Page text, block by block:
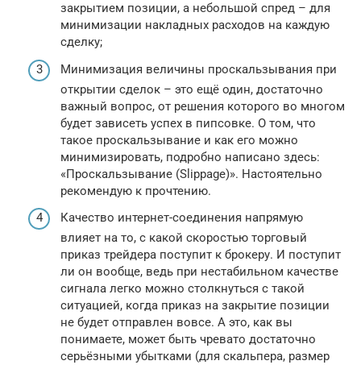
закрытием позиции, а небольшой спред – для
минимизации накладных расходов на каждую
сделку;
Минимизация величины проскальзывания при
открытии сделок – это ещё один, достаточно
важный вопрос, от решения которого во многом
будет зависеть успех в пипсовке. О том, что
такое проскальзывание и как его можно
минимизировать, подробно написано здесь:
«Проскальзывание (Slippage)». Настоятельно
рекомендую к прочтению.
Качество интернет-соединения напрямую
влияет на то, с какой скоростью торговый
приказ трейдера поступит к брокеру. И поступит
ли он вообще, ведь при нестабильном качестве
сигнала легко можно столкнуться с такой
ситуацией, когда приказ на закрытие позиции
не будет отправлен вовсе. А это, как вы
понимаете, может быть чревато достаточно
серьёзными убытками (для скальпера, размер